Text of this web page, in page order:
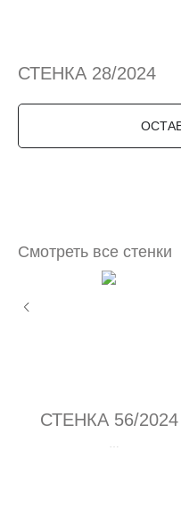
СТЕНКА 28/2024
Смотреть все стенки
СТЕНКА 56/2024